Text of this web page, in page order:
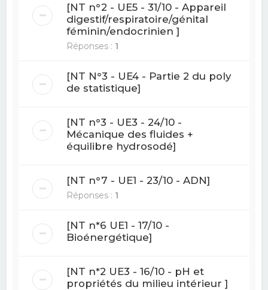
[NT n°2 - UE5 - 31/10 - Appareil
digestif/respiratoire/génital
féminin/endocrinien ]
Réponses : 1
[NT N°3 - UE4 - Partie 2 du poly
de statistique]
[NT n°3 - UE3 - 24/10 -
Mécanique des fluides +
équilibre hydrosodé]
[NT n°7 - UE1 - 23/10 - ADN]
Réponses : 1
[NT n*6 UE1 - 17/10 -
Bioénergétique]
[NT n*2 UE3 - 16/10 - pH et
propriétés du milieu intérieur ]